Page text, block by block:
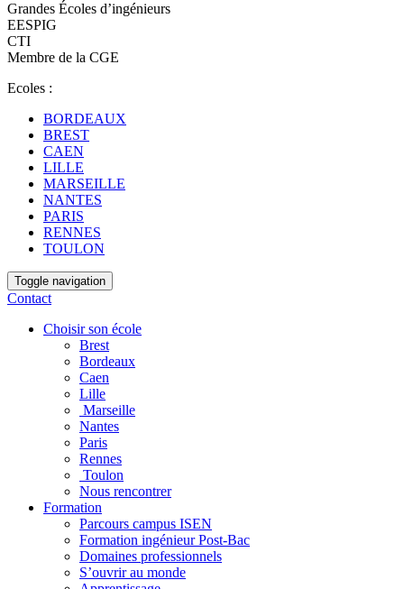
Grandes Écoles d’ingénieurs
EESPIG
CTI
Membre de la CGE
Ecoles :
BORDEAUX
BREST
CAEN
LILLE
MARSEILLE
NANTES
PARIS
RENNES
TOULON
Toggle navigation
Contact
Choisir son école
Brest
Bordeaux
Caen
Lille
Marseille
Nantes
Paris
Rennes
Toulon
Nous rencontrer
Formation
Parcours campus ISEN
Formation ingénieur Post-Bac
Domaines professionnels
S’ouvrir au monde